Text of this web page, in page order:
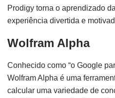
Prodigy torna o aprendizado
experiência divertida e
Wolfram Alpha
Conhecido como “o Google
Wolfram Alpha é uma
calcular uma variedade de